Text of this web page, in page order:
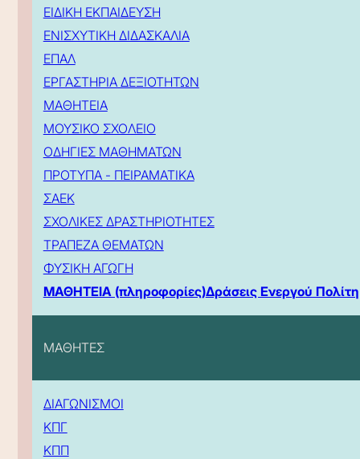
ΕΙΔΙΚΗ ΕΚΠΑΙΔΕΥΣΗ
ΕΝΙΣΧΥΤΙΚΗ ΔΙΔΑΣΚΑΛΙΑ
ΕΠΑΛ
ΕΡΓΑΣΤΗΡΙΑ ΔΕΞΙΟΤΗΤΩΝ
ΜΑΘΗΤΕΙΑ
ΜΟΥΣΙΚΟ ΣΧΟΛΕΙΟ
ΟΔΗΓΙΕΣ ΜΑΘΗΜΑΤΩΝ
ΠΡΟΤΥΠΑ - ΠΕΙΡΑΜΑΤΙΚΑ
ΣΑΕΚ
ΣΧΟΛΙΚΕΣ ΔΡΑΣΤΗΡΙΟΤΗΤΕΣ
ΤΡΑΠΕΖΑ ΘΕΜΑΤΩΝ
ΦΥΣΙΚΗ ΑΓΩΓΗ
ΜΑΘΗΤΕΙΑ (πληροφορίες)Δράσεις Ενεργού Πολίτη
ΜΑΘΗΤΕΣ
ΔΙΑΓΩΝΙΣΜΟΙ
ΚΠΓ
ΚΠΠ